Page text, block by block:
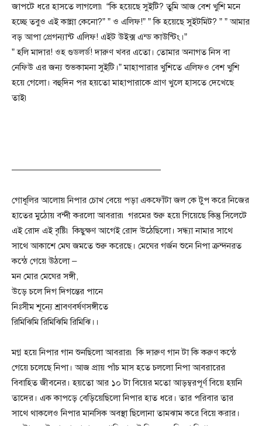
জাপটে ধরে হাসতে লাগলো৷ “কি হয়েছে সুইটি? তুমি আজ বেশ খুশি মনে
হচ্ছে তবুও এই কান্না কেনো?” ” ও এলিফ!” ” কি হয়েছে সুইটমিট? ” ” আমার
বড় আপা প্রেগন্যান্ট এলিফ! এইট উইক্স এন্ড কাউন্টিং।”
” হলি মাদার! ওহ গুডলর্ড! দারুণ খবর এতো। তোমার অনাগত নিস বা
নেফিউ এর জন্য শুভকামনা সুইটি।” মাহাপারার খুশিতে এলিফও বেশ খুশি
হয়ে গেলো। বহুদিন পর হয়তো মাহাপারাকে প্রাণ খুলে হাসতে দেখেছে
তাই৷
—————————————————
গোধূলির আলোয় নিপার চোখ বেয়ে পড়া একফোঁটা জল কে টুপ করে নিজের
হাতের মুঠোয় বন্দী করলো আবরার৷ গরমের শুরু হয়ে গিয়েছে কিন্তু সিলেটে
এই রোদ এই বৃষ্টি৷ কিছুক্ষণ আগেই রোদ উঠেছিলো। সন্ধ্যা নামার সাথে
সাথে আকাশে মেঘ জমতে শুরু করেছে। মেঘের গর্জন শুনে নিপা ক্রন্দনরত
কন্ঠে গেয়ে উঠলো –
মন মোর মেঘের সঙ্গী,
উড়ে চলে দিগ দিগন্তের পানে
নিঃসীম শূন্যে শ্রাবণবর্ষণসঙ্গীতে
রিমিঝিমি রিমিঝিমি রিমিঝি।।
মগ্ন হয়ে নিপার গান শুনছিলো আবরার৷ কি দারুণ গান টা কি করুণ কন্ঠে
গেয়ে চলেছে নিপা। আজ প্রায় পাঁচ মাস হতে চললো নিপা আবরারের
বিবাহিত জীবনের। হয়তো আর ১০ টা বিয়ের মতো আড়ম্বরপূর্ণ বিয়ে হয়নি
তাদের। এক কাপড়ে বেড়িয়েছিলো নিপার হাত ধরে। তার পরিবার তার
সাথে থাকলেও নিপার মানসিক অবস্থা ছিলোনা তামঝাম করে বিয়ে করার।